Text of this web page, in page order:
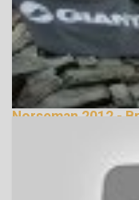
Norseman 2012 -